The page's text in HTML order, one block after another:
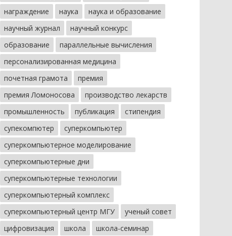
награждение
наука
наука и образование
научный журнал
научный конкурс
образование
параллельные вычисления
персонализированная медицина
почетная грамота
премия
премия Ломоносова
производство лекарств
промышленность
публикация
стипендия
супекомпютер
суперкомпьютер
суперкомпьютерное моделирование
суперкомпьютерные дни
суперкомпьютерные технологии
суперкомпьютерный комплекс
суперкомпьютерный центр МГУ
ученый совет
цифровизация
школа школа-семинар